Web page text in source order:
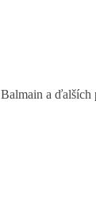
a ďalších